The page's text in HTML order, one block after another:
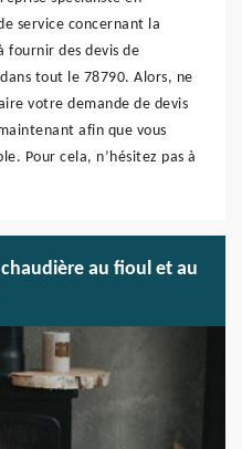
service concernant la
fournir des devis de
tout le 78790. Alors, ne
votre demande de devis
afin que vous
Pour cela, n’hésitez pas à
au fioul et au